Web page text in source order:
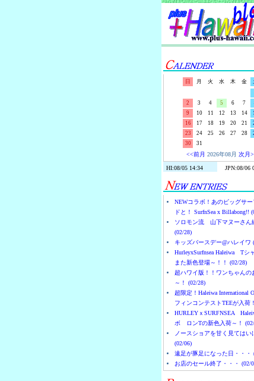
日 月 火 水 木 金
2
3 4 5 6 7
9
10 11 12 13 14
16
17 18 19 20 21
23
24 25 26 27 28
30
31
<<前月 2026年08月 次月
NEWコラボ！あのビッグサー
ドと！ SurfnSea x Billabong!!
ソロモン流 山下マヌーさん
(02/28)
キッズバースデー@ハレイワ
HurleyxSurfnsea Haleiwa Tシ
また新色登場～！！ (02/28)
超ハワイ版！！ワンちゃんの
～！ (02/28)
超限定！Haleiwa International
フィンコンテストTEEが入荷
HURLEYｘSURFNSEA
ボ ロンTの新色入荷～！
ノースショアを甘く見てはい
(02/06)
遠足が豚足になった日・・・
お店のセール終了・・・ (02/